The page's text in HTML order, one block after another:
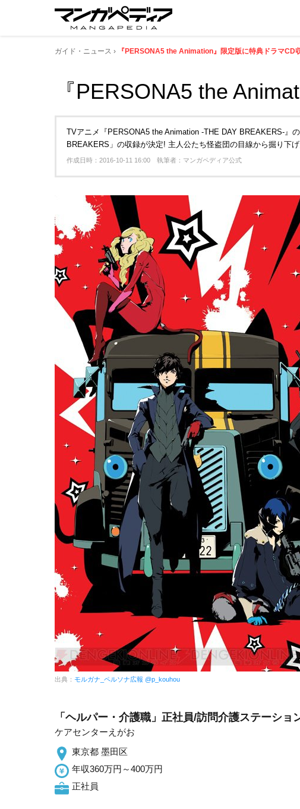
ガイド・ニュース 『PERSONA5 the Animation』限定版に特典ドラマCD
『PERSONA5 the
TVアニメ『PERSONA5 the Animation -THE DAY BREAKERS-』
BREAKERS」の収録が決定! 主人公たち怪盗団の目線から掘り下
作成日時：2016-10-11 16:00 執筆者：マンガペディア公式
出典： モルガナ_ペルソナ広報 @p_kouhou
「ヘルパー・介護職」正社員/訪問介護ステーショ
ケアセンターえがお
東京都 墨田区
年収360万円～400万円
正社員